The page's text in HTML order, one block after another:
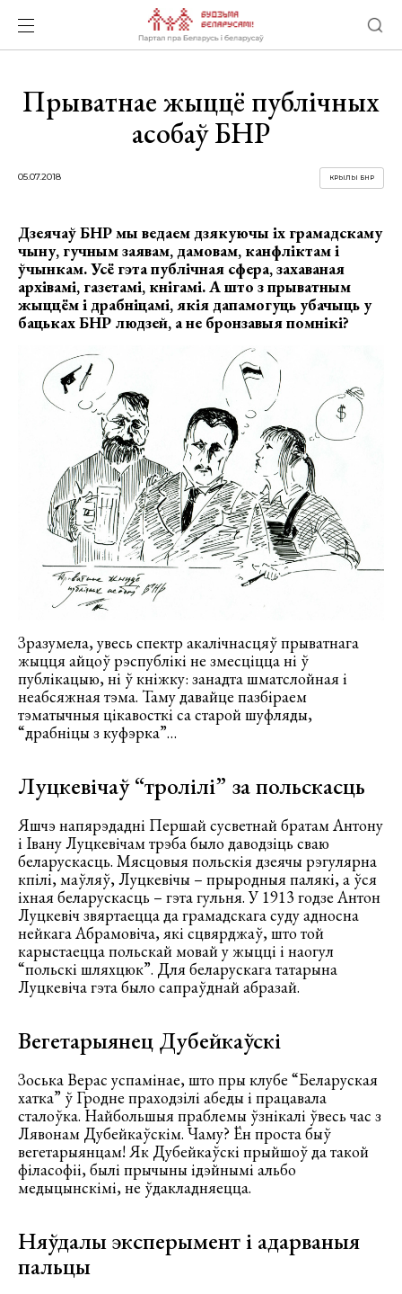
Прыватнае жыццё публічных
асобаў БНР
05.07.2018 КРЫЛЫ БНР
Дзеячаў БНР мы ведаем дзякуючы іх грамадскаму
чыну, гучным заявам, дамовам, канфліктам і
ўчынкам. Усё гэта публічная сфера, захаваная
архівамі, газетамі, кнігамі. А што з прыватным
жыццём і драбніцамі, якія дапамогуць убачыць у
бацьках БНР людзей, а не бронзавыя помнікі?
Зразумела, увесь спектр акалічнасцяў прыватнага
жыцця айцоў рэспублікі не змесціцца ні ў
публікацыю, ні ў кніжку: занадта шматслойная і
неабсяжная тэма. Таму давайце пазбіраем
тэматычныя цікавосткі са старой шуфляды,
“драбніцы з куфэрка”…
Луцкевічаў “тролілі” за польскасць
Яшчэ напярэдадні Першай сусветнай братам Антону
і Івану Луцкевічам трэба было даводзіць сваю
беларускасць. Мясцовыя польскія дзеячы рэгулярна
кпілі, маўляў, Луцкевічы – прыродныя палякі, а ўся
іхная беларускасць – гэта гульня. У 1913 годзе Антон
Луцкевіч звяртаецца да грамадскага суду адносна
нейкага Абрамовіча, які сцвярджаў, што той
карыстаецца польскай мовай у жыцці і наогул
“польскі шляхцюк”. Для беларускага татарына
Луцкевіча гэта было сапраўднай абразай.
Вегетарыянец Дубейкаўскі
Зоська Верас успамінае, што пры клубе “Беларуская
хатка” ў Гродне праходзілі абеды і працавала
сталоўка. Найбольшыя праблемы ўзнікалі ўвесь час з
Лявонам Дубейкаўскім. Чаму? Ён проста быў
вегетарыянцам! Як Дубейкаўскі прыйшоў да такой
філасофіі, былі прычыны ідэйнымі альбо
медыцынскімі, не ўдакладняецца.
Няўдалы эксперымент і адарваныя
пальцы